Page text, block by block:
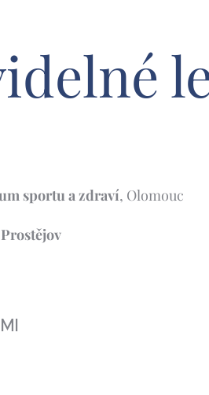
sportu a zdraví, Olomouc